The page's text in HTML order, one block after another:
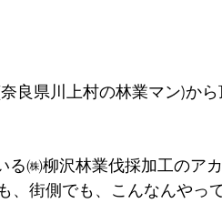
良県川上村の林業マン)から
㈱柳沢林業伐採加工のア
、街側でも、こんなんやっ